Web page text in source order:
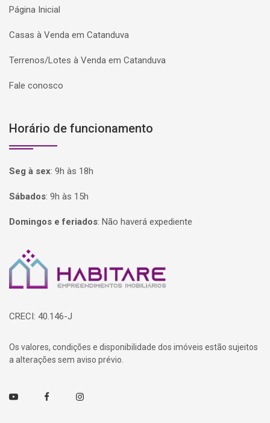
Página Inicial
Casas à Venda em Catanduva
Terrenos/Lotes à Venda em Catanduva
Fale conosco
Horário de funcionamento
Seg à sex: 9h às 18h
Sábados: 9h às 15h
Domingos e feriados: Não haverá expediente
Página inicial
CRECI: 40.146-J
Os valores, condições e disponibilidade dos imóveis estão sujeitos
a alterações sem aviso prévio.
Youtube FacebookInstagram